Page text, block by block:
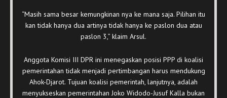
“Masih sama besar kemungkinan nya ke mana saja. Pilihan itu
kan tidak hanya dua artinya tidak hanya ke paslon dua atau
paslon 3,” klaim Arsul.
Anggota Komisi III DPR ini menegaskan posisi PPP di koalisi
pemerintahan tidak menjadi pertimbangan harus mendukung
Ahok-Djarot. Tujuan koalisi pemerintah, lanjutnya, adalah
menyukseskan pemerintahan Joko Widodo-Jusuf Kalla bukan